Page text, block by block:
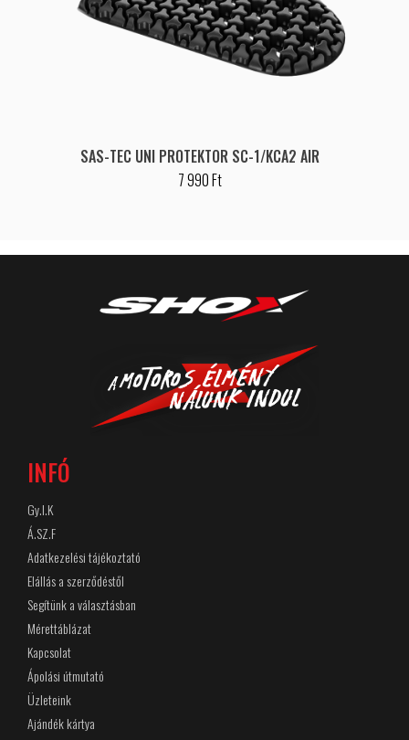
SAS-TEC UNI PROTEKTOR SC-1/KCA2 AIR
7 990 Ft
INFÓ
Gy.I.K
Á.SZ.F
Adatkezelési tájékoztató
Elállás a szerződéstől
Segítünk a választásban
Mérettáblázat
Kapcsolat
Ápolási útmutató
Üzleteink
Ajándék kártya